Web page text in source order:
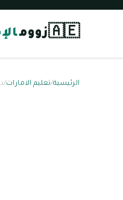
🇦🇪زووم
الرئيسية/تعليم الامارات/